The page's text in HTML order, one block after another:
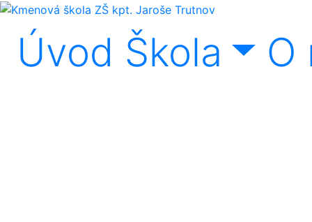
Úvod Škola O